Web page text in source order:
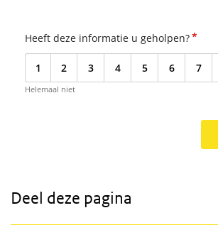
Heeft deze informatie u geholpen?*
1 2 3 4 5 6 7
Helemaal niet
Deel deze pagina